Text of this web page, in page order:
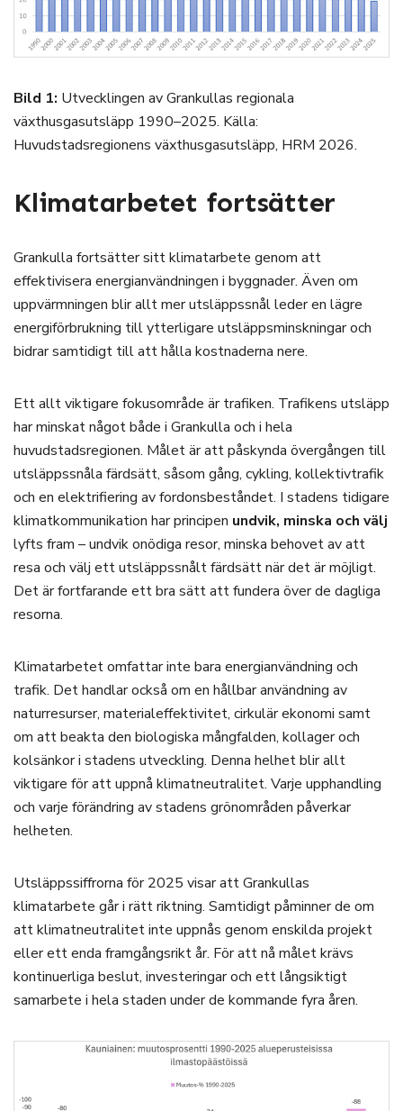
Bild 1: Utvecklingen av Grankullas regionala
växthusgasutsläpp 1990–2025. Källa:
Huvudstadsregionens växthusgasutsläpp, HRM 2026.
Klimatarbetet fortsätter
Grankulla fortsätter sitt klimatarbete genom att
effektivisera energianvändningen i byggnader. Även om
uppvärmningen blir allt mer utsläppssnål leder en lägre
energiförbrukning till ytterligare utsläppsminskningar och
bidrar samtidigt till att hålla kostnaderna nere.
Ett allt viktigare fokusområde är trafiken. Trafikens utsläpp
har minskat något både i Grankulla och i hela
huvudstadsregionen. Målet är att påskynda övergången till
utsläppssnåla färdsätt, såsom gång, cykling, kollektivtrafik
och en elektrifiering av fordonsbeståndet. I stadens tidigare
klimatkommunikation har principen undvik, minska och välj
lyfts fram – undvik onödiga resor, minska behovet av att
resa och välj ett utsläppssnålt färdsätt när det är möjligt.
Det är fortfarande ett bra sätt att fundera över de dagliga
resorna.
Klimatarbetet omfattar inte bara energianvändning och
trafik. Det handlar också om en hållbar användning av
naturresurser, materialeffektivitet, cirkulär ekonomi samt
om att beakta den biologiska mångfalden, kollager och
kolsänkor i stadens utveckling. Denna helhet blir allt
viktigare för att uppnå klimatneutralitet. Varje upphandling
och varje förändring av stadens grönområden påverkar
helheten.
Utsläppssiffrorna för 2025 visar att Grankullas
klimatarbete går i rätt riktning. Samtidigt påminner de om
att klimatneutralitet inte uppnås genom enskilda projekt
eller ett enda framgångsrikt år. För att nå målet krävs
kontinuerliga beslut, investeringar och ett långsiktigt
samarbete i hela staden under de kommande fyra åren.